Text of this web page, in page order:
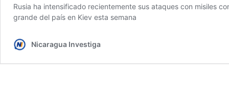
Rusia ha intensificado recientemente sus ataques con misiles
grande del país en Kiev esta semana
Nicaragua Investiga